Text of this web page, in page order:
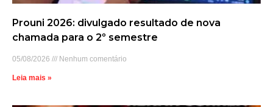
Prouni 2026: divulgado resultado de nova
chamada para o 2º semestre
05/08/2026 Nenhum comentário
Leia mais »